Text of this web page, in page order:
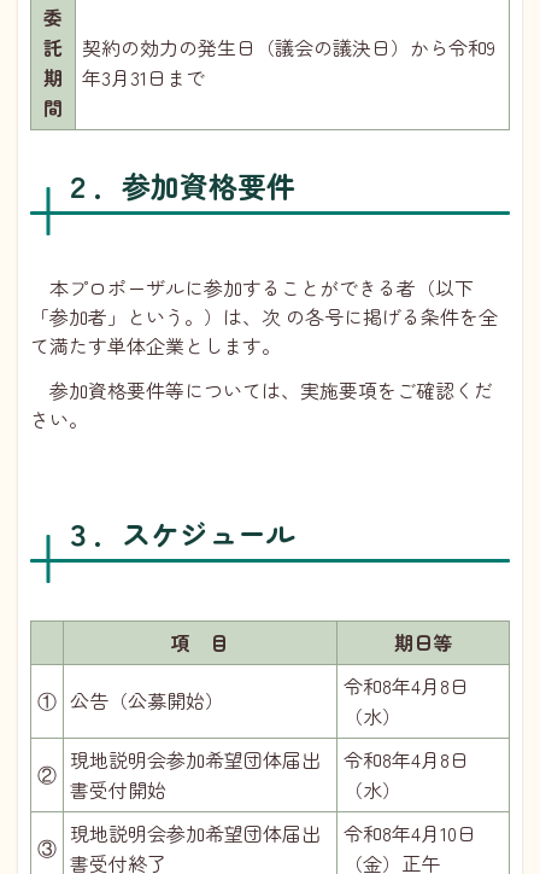
委
託
期
間
契約の効力の発生日（議会の議決日）から令和9
年3月31日まで
２．参加資格要件
本プロポーザルに参加することができる者（以下
「参加者」という。）は、次 の各号に掲げる条件を全
て満たす単体企業とします。
参加資格要件等については、実施要項をご確認くだ
さい。
３．スケジュール
項 目
期日等
① 公告（公募開始）
令和8年4月8日
（水）
② 現地説明会参加希望団体届出
書受付開始
令和8年4月8日
（水）
③ 現地説明会参加希望団体届出
書受付終了
令和8年4月10日
（金）正午